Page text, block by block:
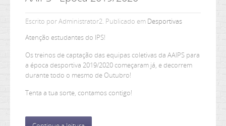
Escrito por Administrator2. Publicado em Desportivas
Atenção estudantes do IPS!
Os treinos de captação das equipas coletivas da AAIPS para
a época desportiva 2019/2020 começaram já, e decorrem
durante todo o mesmo de Outubro!
Tenta a tua sorte, contamos contigo!